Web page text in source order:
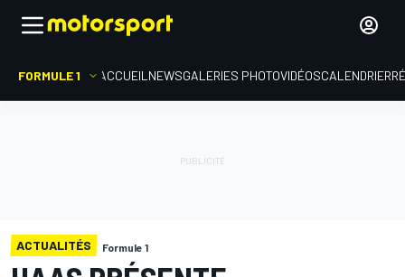
FORMULE 1 ACCUEIL NEWSGALERIES PHOTOVIDÉOSCALENDRIER
ACTUALITÉS Formule 1